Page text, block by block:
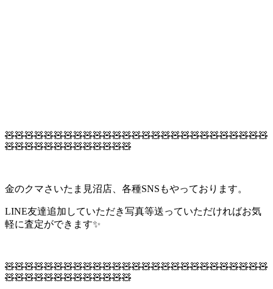
🧸🧸🧸🧸🧸🧸🧸🧸🧸🧸🧸🧸🧸🧸🧸🧸🧸🧸🧸🧸🧸🧸🧸🧸🧸🧸🧸
🧸🧸🧸🧸🧸🧸🧸🧸🧸🧸🧸🧸🧸
金のクマさいたま見沼店、各種SNSもやっております。
LINE友達追加していただき写真等送っていただければお気
軽に査定ができます✨
🧸🧸🧸🧸🧸🧸🧸🧸🧸🧸🧸🧸🧸🧸🧸🧸🧸🧸🧸🧸🧸🧸🧸🧸🧸🧸🧸
🧸🧸🧸🧸🧸🧸🧸🧸🧸🧸🧸🧸🧸